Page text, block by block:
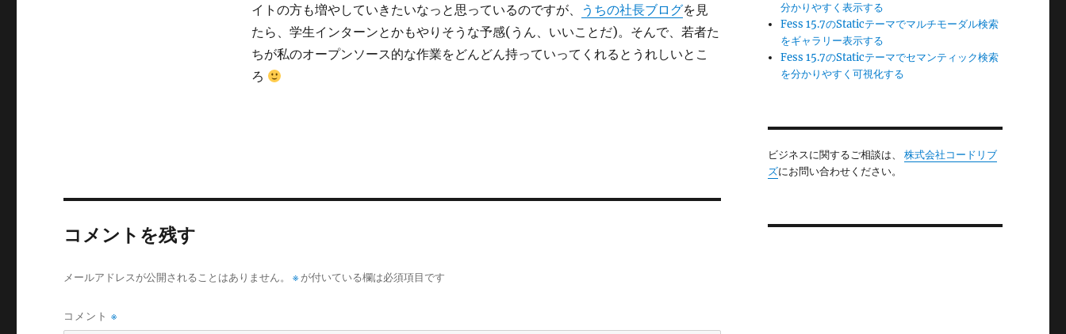
イトの方も増やしていきたいなっと思っているのですが、
うちの社長ブログを見
たら、学生インターンとかもやりそうな予感(うん、いいことだ)。そんで、若者た
ちが私のオープンソース的な作業をどんどん持っていってくれるとうれしいとこ
ろ
コメントを残す
メールアドレスが公開されることはありません。 ※ が付いている欄は必須項目です
コメント※
分かりやすく表示する
Fess 15.7のStaticテーマでマルチモーダル検索
をギャラリー表示する
Fess 15.7のStaticテーマでセマンティック検索
を分かりやすく可視化する
ビジネスに関するご相談は、 株式会社コードリブ
ズにお問い合わせください。